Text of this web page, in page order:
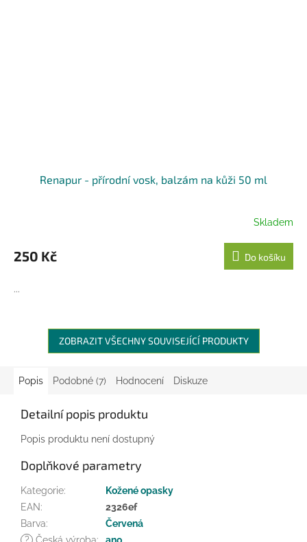
Renapur - přírodní vosk, balzám na kůži 50 ml
Skladem
250 Kč Do košíku
...
ZOBRAZIT VŠECHNY SOUVISEJÍCÍ PRODUKTY
Popis Podobné (7) Hodnocení Diskuze
Detailní popis produktu
Popis produktu není dostupný
Doplňkové parametry
Kategorie:
Kožené opasky
EAN:
2326ef
Barva:
Červená
?
Česká výroba: ano